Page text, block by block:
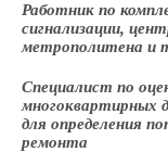
Работник по
сигнализации,
метрополитена и
Специалист по
многоквартирных
для определения
ремонта